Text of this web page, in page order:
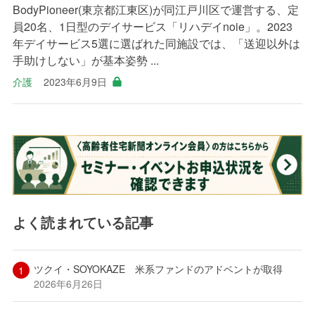
BodyPioneer(東京都江東区)が同江戸川区で運営する、定
員20名、1日型のデイサービス「リハデイnoie」。2023
年デイサービス5選に選ばれた同施設では、「送迎以外は
手助けしない」が基本姿勢 ...
介護 2023年6月9日
よく読まれている記事
ツクイ・SOYOKAZE 米系ファンドのアドベントが取得
2026年6月26日